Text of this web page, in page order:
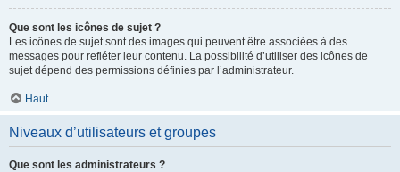
Que sont les icônes de sujet ?
Les icônes de sujet sont des images qui peuvent être associées à des
messages pour refléter leur contenu. La possibilité d’utiliser des icônes de
sujet dépend des permissions définies par l’administrateur.
Haut
Niveaux d’utilisateurs et groupes
Que sont les administrateurs ?